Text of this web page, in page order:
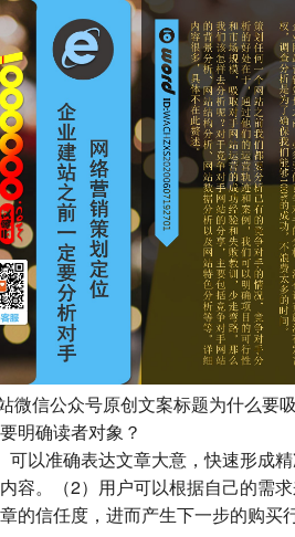
信公众号原创文案标题为什么要
明确读者对象？
以准确表达文章大意，快速形成精
容。（2）用户可以根据自己的需
的信任度，进而产生下一步的购买行